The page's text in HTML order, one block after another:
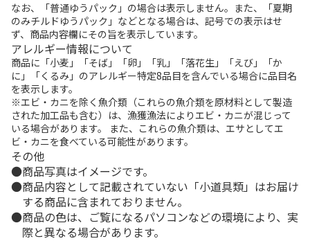
なお、「普通ゆうパック」の場合は表示しません。また、「夏期
のみチルドゆうパック」などとなる場合は、記号での表示はせ
ず、商品内容欄にその旨を表示しています。
アレルギー情報について
商品に「小麦」「そば」「卵」「乳」「落花生」「えび」「か
に」「くるみ」のアレルギー特定8品目を含んでいる場合に品目名
を表示します。
※エビ・カニを除く魚介類（これらの魚介類を原材料として製造
された加工品も含む）は、漁獲漁法によりエビ・カニが混じって
いる場合があります。 また、これらの魚介類は、エサとしてエ
ビ・カニを食べている可能性があります。
その他
商品写真はイメージです。
商品内容として記載されていない「小道具類」はお届け
する商品に含まれておりません。
商品の色は、ご覧になるパソコンなどの環境により、実
際と異なる場合があります。